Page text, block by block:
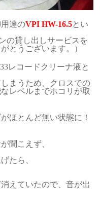
達のVPI HW-16.5とい
の貸し出しサービスを
とうございます。）
レコードクリーナ液と
まうため、クロスでの
レベルまでホコリが取
ほとんど無い状態に！
聞こえず、
たら、
えていたので、音が出